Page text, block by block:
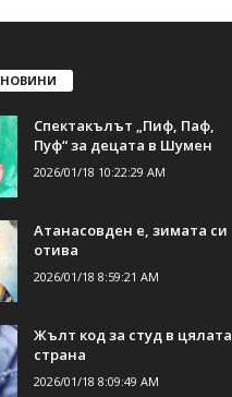
Спектакълът „Пиф, Паф,
Пуф“ за децата в Шумен
2026/01/18 10:22:29 AM
Атанасовден е, зимата си
отива
2026/01/18 8:59:21 AM
Жълт код за студ в цялата
страна
2026/01/18 8:09:49 AM